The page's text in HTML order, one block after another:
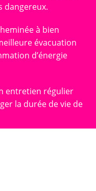
dangereux.
à bien
évacuation
d’énergie
entretien régulier
la durée de vie de